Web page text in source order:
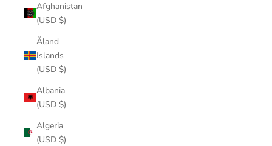
Afghanistan
(USD $)
Åland
Islands
(USD $)
Albania
(USD $)
Algeria
(USD $)